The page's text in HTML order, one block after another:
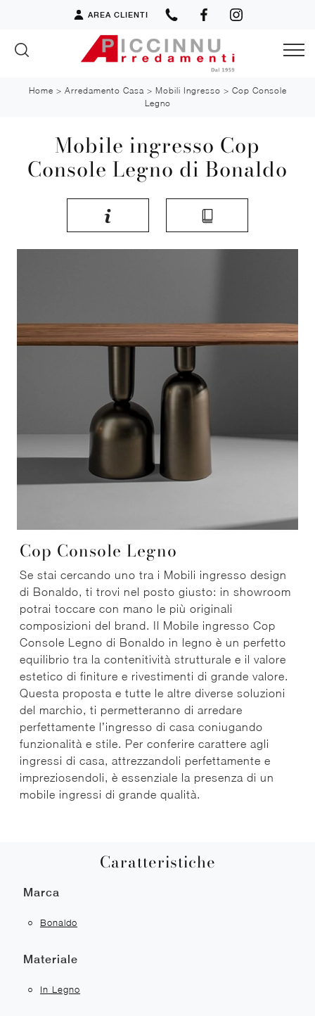
AREA CLIENTI
Home > Arredamento Casa > Mobili Ingresso > Cop Console
Legno
Mobile ingresso Cop
Console Legno di Bonaldo
Cop Console Legno
Se stai cercando uno tra i Mobili ingresso design
di Bonaldo, ti trovi nel posto giusto: in showroom
potrai toccare con mano le più originali
composizioni del brand. Il Mobile ingresso Cop
Console Legno di Bonaldo in legno è un perfetto
equilibrio tra la contenitività strutturale e il valore
estetico di finiture e rivestimenti di grande valore.
Questa proposta e tutte le altre diverse soluzioni
del marchio, ti permetteranno di arredare
perfettamente l’ingresso di casa coniugando
funzionalità e stile. Per conferire carattere agli
ingressi di casa, attrezzandoli perfettamente e
impreziosendoli, è essenziale la presenza di un
mobile ingressi di grande qualità.
Caratteristiche
Marca
Bonaldo
Materiale
In Legno